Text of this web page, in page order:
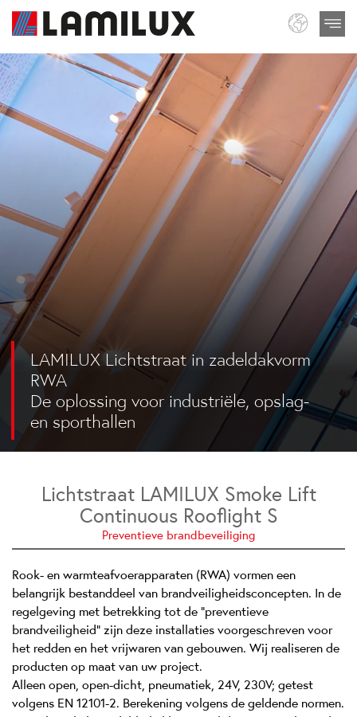
LAMILUX Lichtstraat in zadeldakvorm
RWA
De oplossing voor industriële, opslag-
en sporthallen
Lichtstraat LAMILUX Smoke Lift
Continuous Rooflight S
Preventieve brandbeveiliging
Rook- en warmteafvoerapparaten (RWA) vormen een
belangrijk bestanddeel van brandveiligheidsconcepten. In de
regelgeving met betrekking tot de “preventieve
brandveiligheid” zijn deze installaties voorgeschreven voor
het redden en het vrijwaren van gebouwen. Wij realiseren de
producten op maat van uw project.
Alleen open, open-dicht, pneumatiek, 24V, 230V; getest
volgens EN 12101-2. Berekening volgens de geldende normen.